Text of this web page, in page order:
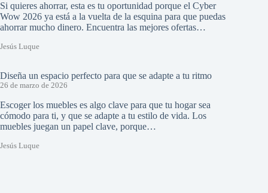
Si quieres ahorrar, esta es tu oportunidad porque el Cyber
Wow 2026 ya está a la vuelta de la esquina para que puedas
ahorrar mucho dinero. Encuentra las mejores ofertas…
Jesús Luque
Diseña un espacio perfecto para que se adapte a tu ritmo
26 de marzo de 2026
Escoger los muebles es algo clave para que tu hogar sea
cómodo para ti, y que se adapte a tu estilo de vida. Los
muebles juegan un papel clave, porque…
Jesús Luque